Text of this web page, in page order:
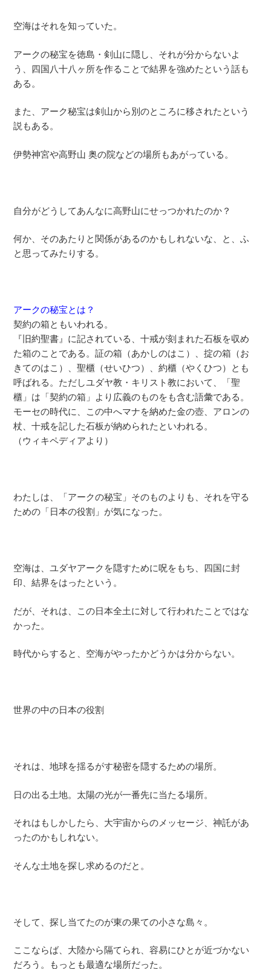
空海はそれを知っていた。
アークの秘宝を徳島・剣山に隠し、それが分からないよ
う、四国八十八ヶ所を作ることで結界を強めたという話も
ある。
また、アーク秘宝は剣山から別のところに移されたという
説もある。
伊勢神宮や高野山 奥の院などの場所もあがっている。
自分がどうしてあんなに高野山にせっつかれたのか？
何か、そのあたりと関係があるのかもしれないな、と、ふ
と思ってみたりする。
アークの秘宝とは？
契約の箱ともいわれる。
『旧約聖書』に記されている、十戒が刻まれた石板を収め
た箱のことである。証の箱（あかしのはこ）、掟の箱（お
きてのはこ）、聖櫃（せいひつ）、約櫃（やくひつ）とも
呼ばれる。ただしユダヤ教・キリスト教において、「聖
櫃」は「契約の箱」より広義のものをも含む語彙である。
モーセの時代に、この中へマナを納めた金の壺、アロンの
杖、十戒を記した石板が納められたといわれる。
（ウィキペディアより）
わたしは、「アークの秘宝」そのものよりも、それを守る
ための「日本の役割」が気になった。
空海は、ユダヤアークを隠すために呪をもち、四国に封
印、結界をはったという。
だが、それは、この日本全土に対して行われたことではな
かった。
時代からすると、空海がやったかどうかは分からない。
世界の中の日本の役割
それは、地球を揺るがす秘密を隠するための場所。
日の出る土地。太陽の光が一番先に当たる場所。
それはもしかしたら、大宇宙からのメッセージ、神託があ
ったのかもしれない。
そんな土地を探し求めるのだと。
そして、探し当てたのが東の果ての小さな島々。
ここならば、大陸から隔てられ、容易にひとが近づかない
だろう。もっとも最適な場所だった。